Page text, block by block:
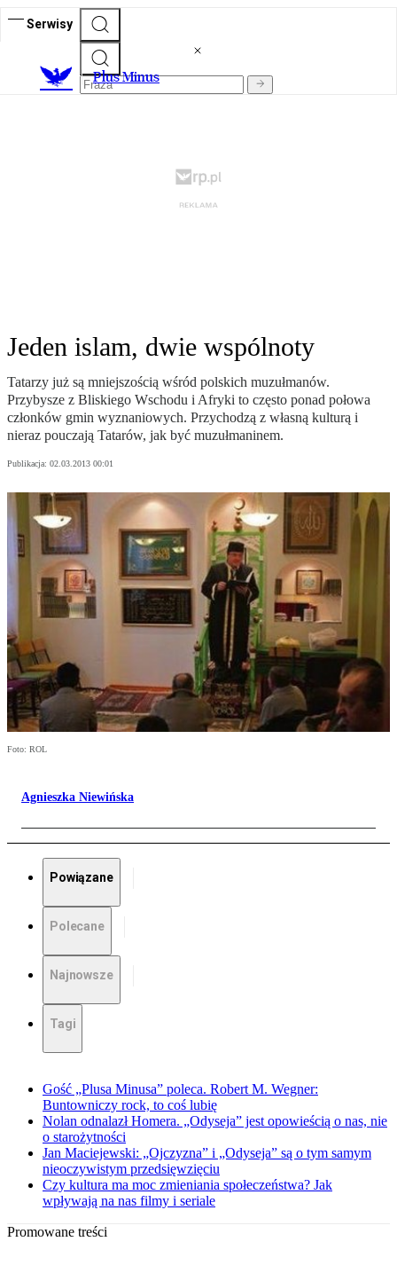
Serwisy
Plus Minus
Jeden islam, dwie wspólnoty
Tatarzy już są mniejszością wśród polskich muzułmanów.
Przybysze z Bliskiego Wschodu i Afryki to często ponad połowa
członków gmin wyznaniowych. Przychodzą z własną kulturą i
nieraz pouczają Tatarów, jak być muzułmaninem.
Publikacja: 02.03.2013 00:01
Foto: ROL
Agnieszka Niewińska
Powiązane
Polecane
Najnowsze
Tagi
Gość „Plusa Minusa” poleca. Robert M. Wegner:
Buntowniczy rock, to coś lubię
Nolan odnalazł Homera. „Odyseja” jest opowieścią o nas, nie
o starożytności
Jan Maciejewski: „Ojczyzna” i „Odyseja” są o tym samym
nieoczywistym przedsięwzięciu
Czy kultura ma moc zmieniania społeczeństwa? Jak
wpływają na nas filmy i seriale
Promowane treści